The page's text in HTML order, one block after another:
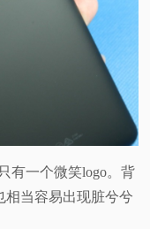
有一个微笑logo。背
相当容易出现脏兮兮